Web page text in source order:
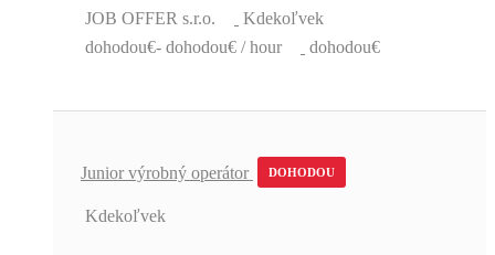
JOB OFFER s.r.o.
Kdekoľvek
dohodou€- dohodou€ / hour
dohodou€
Junior výrobný operátor DOHODOU
Kdekoľvek